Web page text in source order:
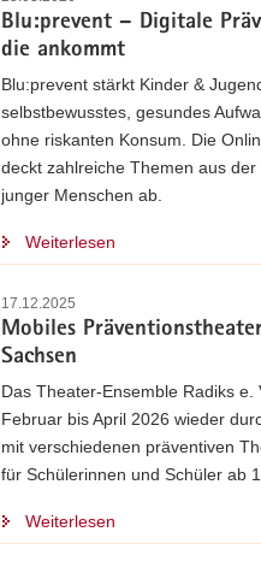
Blu:prevent – Digitale
die ankommt
Blu:prevent stärkt Kinder &
selbstbewusstes, gesundes
ohne riskanten Konsum. Die
deckt zahlreiche Themen aus der
junger Menschen ab.
Weiterlesen
17.12.2025
Mobiles
Sachsen
Das Theater-Ensemble Radiks e.
Februar bis April 2026 wieder
mit verschiedenen präventiven
für Schülerinnen und Schüler ab
Weiterlesen